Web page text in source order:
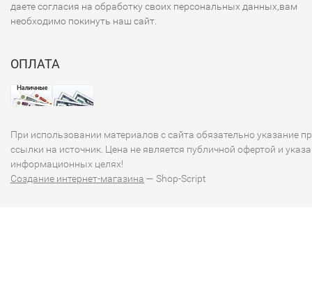
даете согласия на обработку своих персональных данных,вам
необходимо покинуть наш сайт.
ОПЛАТА
При использовании материалов с сайта обязательно указание
ссылки на источник. Цена не является публичной офертой и
информационных целях!
Создание интернет-магазина — Shop-Script